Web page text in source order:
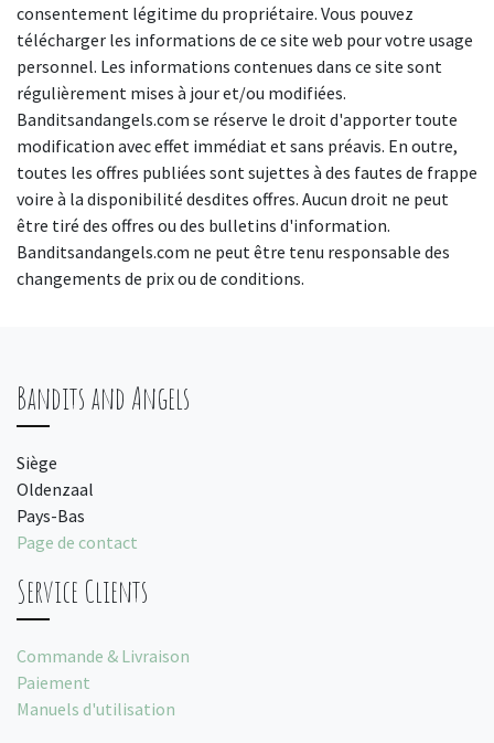
consentement légitime du propriétaire. Vous pouvez
télécharger les informations de ce site web pour votre usage
personnel. Les informations contenues dans ce site sont
régulièrement mises à jour et/ou modifiées.
Banditsandangels.com se réserve le droit d'apporter toute
modification avec effet immédiat et sans préavis. En outre,
toutes les offres publiées sont sujettes à des fautes de frappe
voire à la disponibilité desdites offres. Aucun droit ne peut
être tiré des offres ou des bulletins d'information.
Banditsandangels.com ne peut être tenu responsable des
changements de prix ou de conditions.
Bandits and Angels
Siège
Oldenzaal
Pays-Bas
Page de contact
Service Clients
Commande & Livraison
Paiement
Manuels d'utilisation